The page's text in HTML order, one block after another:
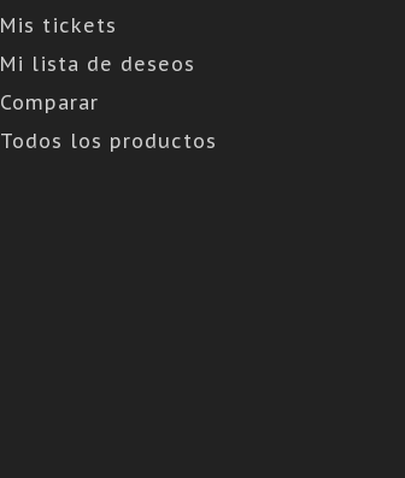
Mis tickets
Mi lista de deseos
Comparar
Todos los productos